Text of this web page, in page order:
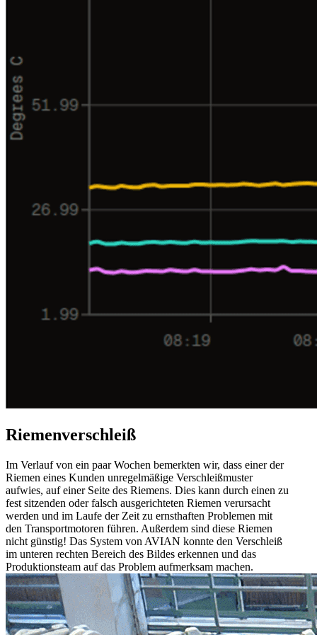
Riemenverschleiß
Im Verlauf von ein paar Wochen bemerkten wir, dass einer der
Riemen eines Kunden unregelmäßige Verschleißmuster
aufwies, auf einer Seite des Riemens. Dies kann durch einen zu
fest sitzenden oder falsch ausgerichteten Riemen verursacht
werden und im Laufe der Zeit zu ernsthaften Problemen mit
den Transportmotoren führen. Außerdem sind diese Riemen
nicht günstig! Das System von AVIAN konnte den Verschleiß
im unteren rechten Bereich des Bildes erkennen und das
Produktionsteam auf das Problem aufmerksam machen.